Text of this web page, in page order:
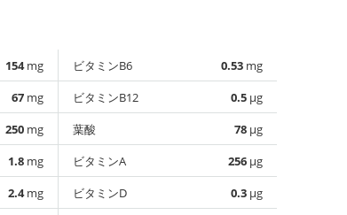
154mg
67 mg
250 mg
1.8 mg
2.4mg
ビタミンB6 0.53 mg
ビタミンB12
0.5 µg
葉酸
78 µg
ビタミンA
256 µg
ビタミンD
0.3 µg